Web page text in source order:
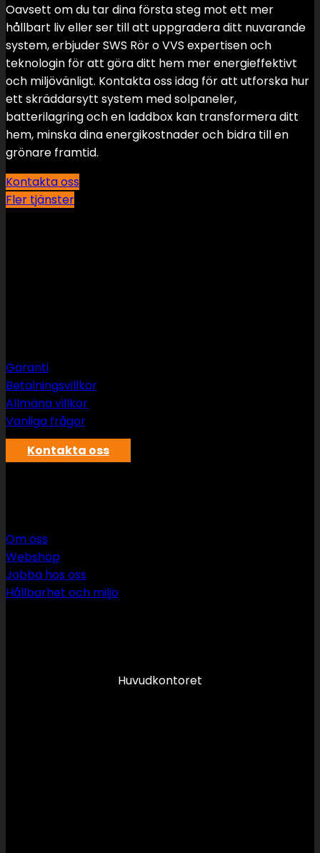
Oavsett om du tar dina första steg mot ett mer
hållbart liv eller ser till att uppgradera ditt nuvarande
system, erbjuder SWS Rör o VVS expertisen och
teknologin för att göra ditt hem mer energieffektivt
och miljövänligt. Kontakta oss idag för att utforska hur
ett skräddarsytt system med solpaneler,
batterilagring och en laddbox kan transformera ditt
hem, minska dina energikostnader och bidra till en
grönare framtid.
Kontakta oss
Fler tjänster
Garanti
Betalningsvillkor
Allmäna villkor
Vanliga frågor
Kontakta oss
Om oss
Webshop
Jobba hos oss
Hållbarhet och miljö
Huvudkontoret